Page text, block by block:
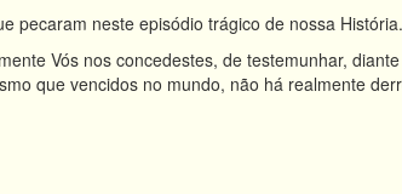
pecaram neste episódio trágico de nossa História.
Vós nos concedestes, de testemunhar,
que vencidos no mundo, não há realmente